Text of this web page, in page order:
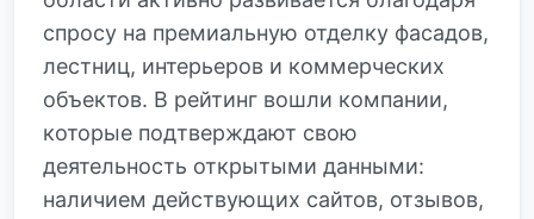
спросу на премиальную отделку фасадов,
лестниц, интерьеров и коммерческих
объектов. В рейтинг вошли компании,
которые подтверждают свою
деятельность открытыми данными:
наличием действующих сайтов, отзывов,